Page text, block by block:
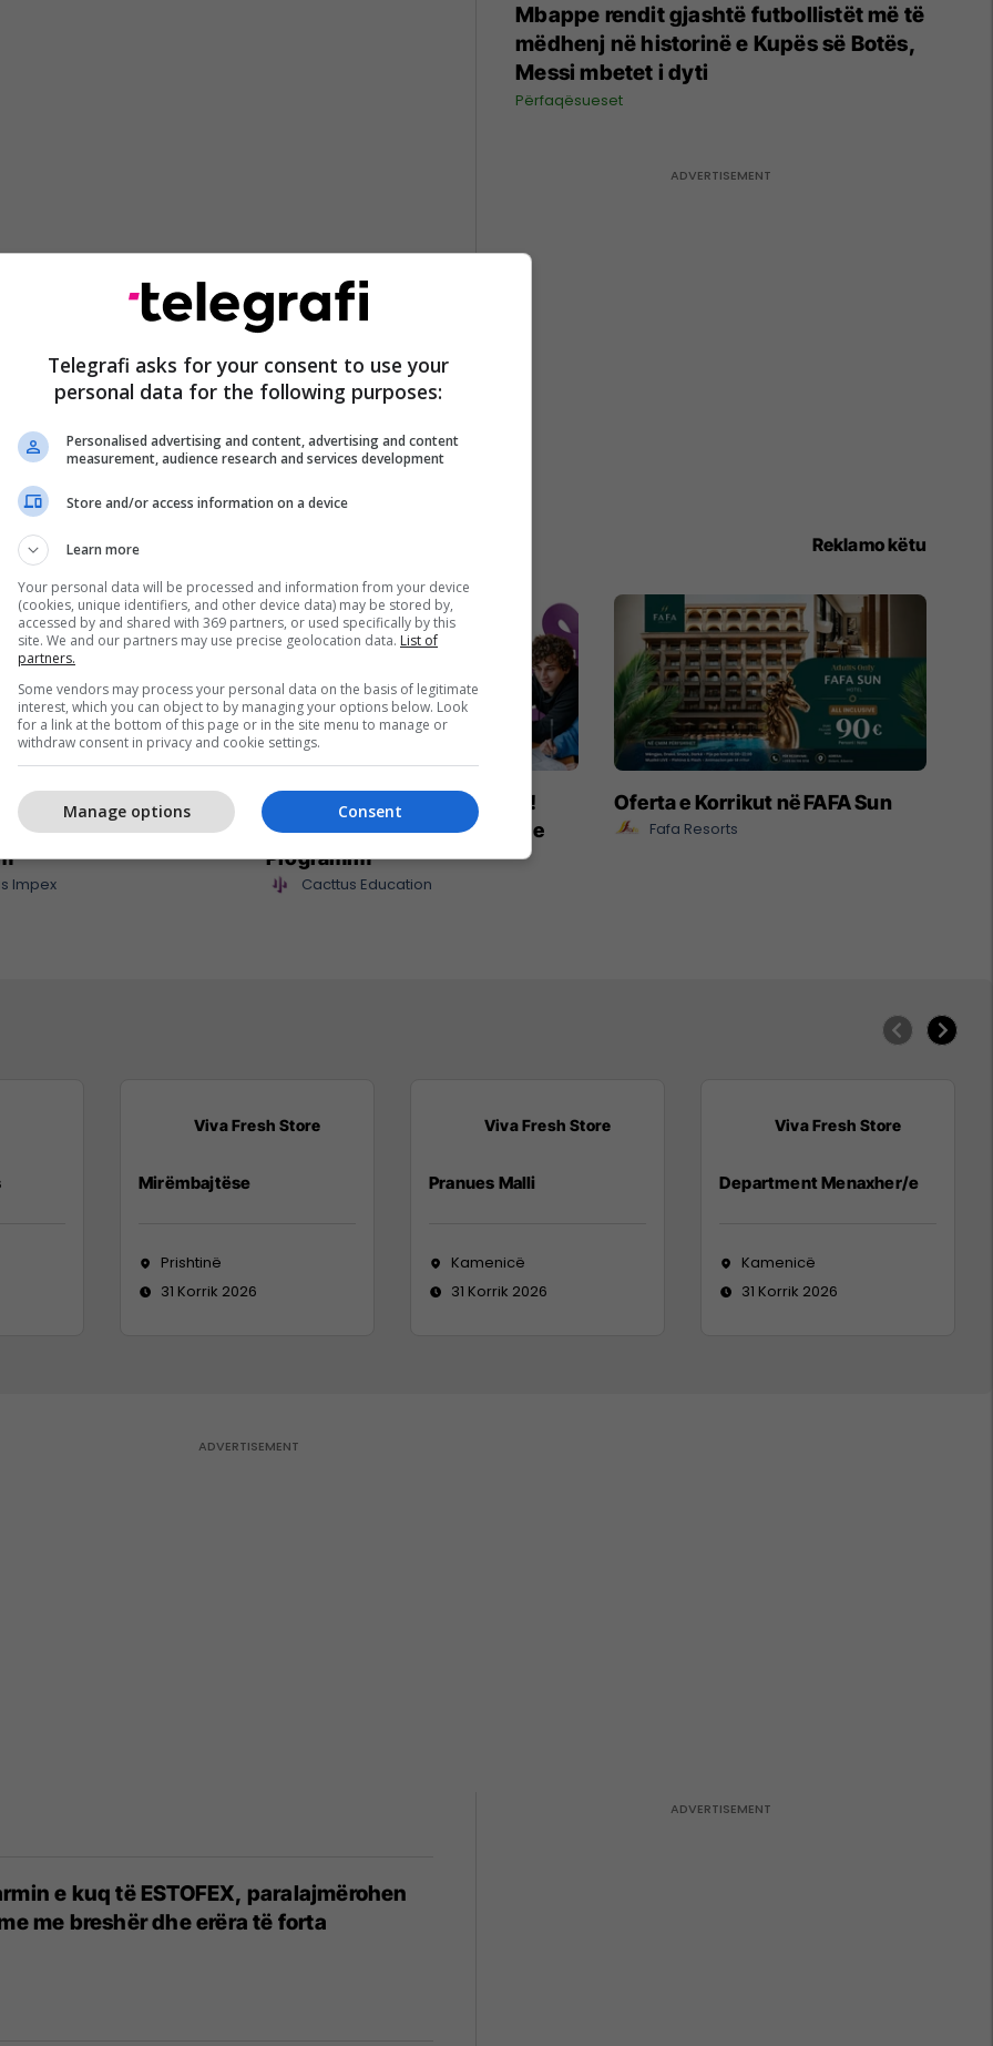
Mbappe rendit gjashtë futbollistët më të
mëdhenj në historinë e Kupës së Botës,
Messi mbetet i dyti
Përfaqësueset
Reklamo këtu
sjell në treg
të reja për çdo shije
Impex
Maturant, puno nga shtëpia!
Studio Siguri Kibernetike ose
Programim
Cacttus Education
Oferta e Korrikut në FAFA Sun
Fafa Resorts
Viva Fresh Store
Mirëmbajtëse
Prishtinë
31 Korrik 2026
Viva Fresh Store
Pranues Malli
Kamenicë
31 Korrik 2026
Viva Fresh Store
Department Menaxher/e
Kamenicë
31 Korrik 2026
e kuq të ESTOFEX, paralajmërohen
me breshër dhe erëra të forta
Telegrafi asks for your consent to use your
personal data for the following purposes:
Personalised advertising and content, advertising and content
measurement, audience research and services development
Store and/or access information on a device
Learn more
Your personal data will be processed and information from your device
(cookies, unique identifiers, and other device data) may be stored by,
accessed by and shared with 369 partners, or used specifically by this
site. We and our partners may use precise geolocation data. List of
partners.
Some vendors may process your personal data on the basis of legitimate
interest, which you can object to by managing your options below. Look
for a link at the bottom of this page or in the site menu to manage or
withdraw consent in privacy and cookie settings.
Consent
Manage options